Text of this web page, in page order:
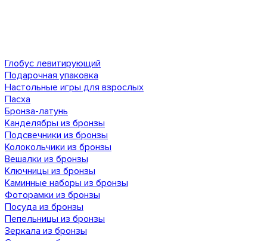
Глобус левитирующий
Подарочная упаковка
Настольные игры для взрослых
Пасха
Бронза-латунь
Канделябры из бронзы
Подсвечники из бронзы
Колокольчики из бронзы
Вешалки из бронзы
Ключницы из бронзы
Каминные наборы из бронзы
Фоторамки из бронзы
Посуда из бронзы
Пепельницы из бронзы
Зеркала из бронзы